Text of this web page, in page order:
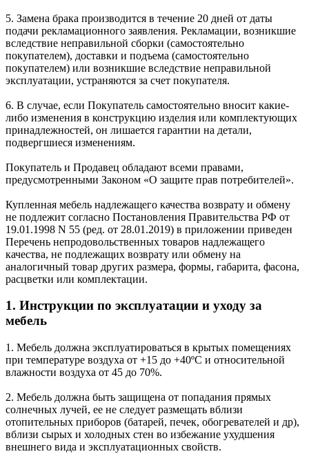
5. Замена брака производится в течение 20 дней от даты
подачи рекламационного заявления. Рекламации, возникшие
вследствие неправильной сборки (самостоятельно
покупателем), доставки и подъема (самостоятельно
покупателем) или возникшие вследствие неправильной
эксплуатации, устраняются за счет покупателя.
6. В случае, если Покупатель самостоятельно вносит какие-
либо изменения в конструкцию изделия или комплектующих
принадлежностей, он лишается гарантии на детали,
подвергшиеся изменениям.
Покупатель и Продавец обладают всеми правами,
предусмотренными Законом «О защите прав потребителей».
Купленная мебель надлежащего качества возврату и обмену
не подлежит согласно Постановления Правительства РФ от
19.01.1998 N 55 (ред. от 28.01.2019) в приложении приведен
Перечень непродовольственных товаров надлежащего
качества, не подлежащих возврату или обмену на
аналогичный товар других размера, формы, габарита, фасона,
расцветки или комплектации.
1. Инструкции по эксплуатации и уходу за
мебель
1. Мебель должна эксплуатироваться в крытых помещениях
при температуре воздуха от +15 до +40ºС и относительной
влажности воздуха от 45 до 70%.
2. Мебель должна быть защищена от попадания прямых
солнечных лучей, ее не следует размещать вблизи
отопительных приборов (батарей, печек, обогревателей и др),
вблизи сырых и холодных стен во избежание ухудшения
внешнего вида и эксплуатационных свойств.